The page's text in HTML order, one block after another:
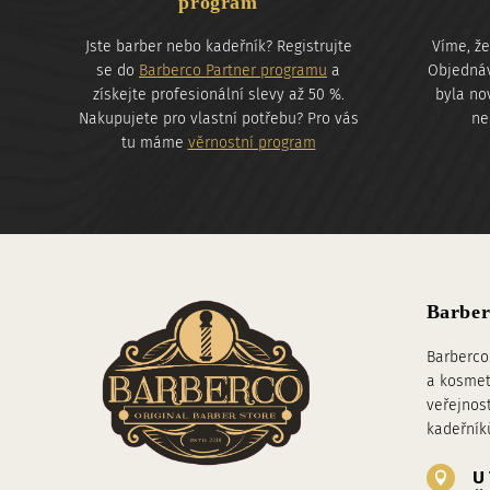
Jste barber nebo kadeřník? Registrujte
se do Barberco Partner programu a
získejte profesionální slevy až 50 %.
Nakupujete pro vlastní potřebu? Pro vás
tu máme věrnostní program
Víme,
byla
a
U